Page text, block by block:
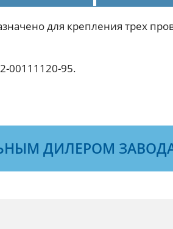
для крепления трех
00111120-95.
ДИЛЕРОМ ЗАВОДА